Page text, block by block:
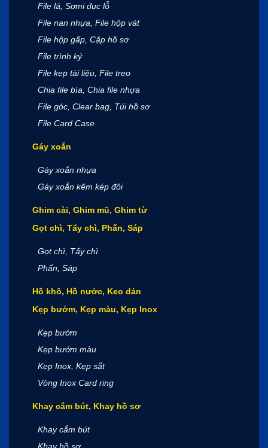
File lá, Sơmi đục lỗ
File nan nhựa, File hộp vát
File hộp gấp, Cặp hồ sơ
File trình ký
File kẹp tài liệu, File treo
Chia file bìa, Chia file nhựa
File góc, Clear bag, Túi hồ sơ
File Card Case
Gáy xoắn
Gáy xoắn nhựa
Gáy xoắn kẽm kép đôi
Ghim cài, Ghim mũ, Ghim từ
Gọt chì, Tẩy chì, Phấn, Sáp
Gọt chì, Tẩy chì
Phấn, Sáp
Hồ khô, Hồ nước, Keo dán
Kẹp bướm, Kẹp màu, Kẹp Inox
Kẹp bướm
Kẹp bướm màu
Kẹp Inox, Kẹp sắt
Vòng Inox Card ring
Khay cắm bút, Khay hồ sơ
Khay cắm bút
Khay hồ sơ